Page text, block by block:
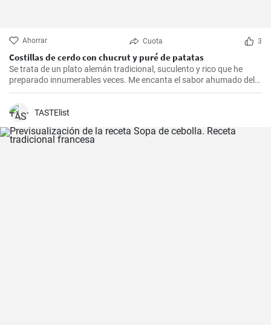
Ahorrar Cuota 3
Costillas de cerdo con chucrut y puré de patatas
Se trata de un plato alemán tradicional, suculento y rico que he
preparado innumerables veces. Me encanta el sabor ahumado del
Kassler combinado con el chucrut ácido y el cremoso puré de
es un delicioso plato reconfortante en los días más fríos.
TASTElist